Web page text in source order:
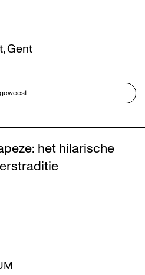
Gent
geweest
het hilarische